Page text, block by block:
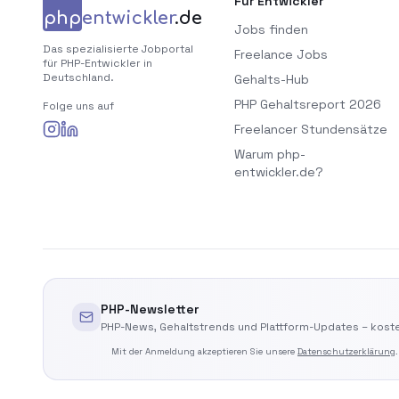
phpentwickler.de
Das spezialisierte Jobportal
für PHP-Entwickler in
Deutschland.
Folge uns auf
Jobs finden
Freelance Jobs
Gehalts-Hub
PHP Gehaltsreport 2026
Freelancer Stundensätze
Warum php-
entwickler.de?
PHP-Newsletter
PHP-News, Gehaltstrends und Plattform-Updates –
Mit der Anmeldung akzeptieren Sie unsere Datenschutzerklärung.